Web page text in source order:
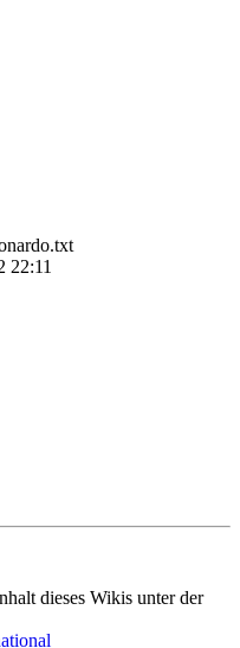
22:11
dieses Wikis unter der